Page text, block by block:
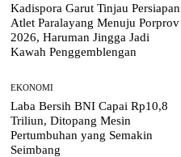
Kadispora Garut Tinjau Persiapan
Atlet Paralayang Menuju Porprov
2026, Haruman Jingga Jadi
Kawah Penggemblengan
EKONOMI
Laba Bersih BNI Capai Rp10,8
Triliun, Ditopang Mesin
Pertumbuhan yang Semakin
Seimbang